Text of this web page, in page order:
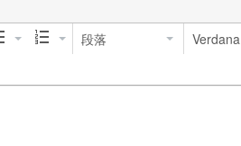
段落 Verdana